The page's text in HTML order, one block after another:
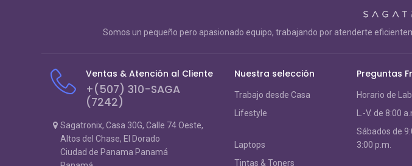
Somos un pequeño pero apasionado equipo, trabajando por atenderte
Ventas & Atención al Cliente
+(507) 310-SAGA
(7242)
Sagatronix, Casa 30G, Calle 74 Oeste,
Altos del Chase, El Dorado
Ciudad de Panama Panamá
Nuestra selección
Trabajo desde Casa
Lifestyle
Laptops
Tintas & Toners
Preguntas
Horario de
L.-V. de 8:00
Sábados de
3:00 p.m.